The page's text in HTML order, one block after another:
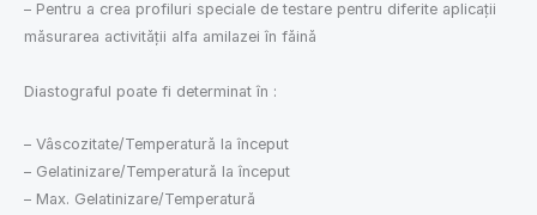
– Pentru a crea profiluri speciale de testare pentru diferite aplicații
măsurarea activității alfa amilazei în făină
Diastograful poate fi determinat în :
– Vâscozitate/Temperatură la început
– Gelatinizare/Temperatură la început
– Max. Gelatinizare/Temperatură